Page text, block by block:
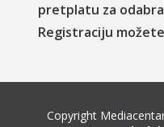
pretplatu za
Registraciju
Copyright